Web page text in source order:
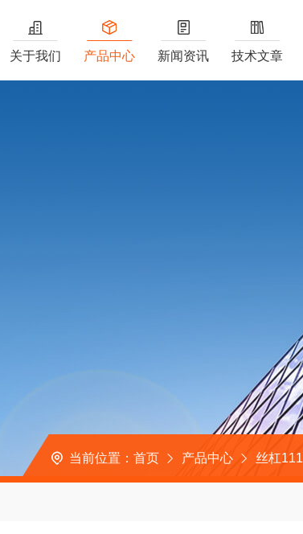
关于我们 产品中心 新闻资讯 技术文章
当前位置： 首页 产品中心 丝杠111